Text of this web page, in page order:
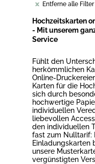
Entferne alle Filter
Hochzeitskarten
- Mit unserem
Service
Fühlt den
herkömmlichen
Online-
Karten für die
sich durch
hochwertige
individuellen
liebevollen
den individuellen
fast zum Nulltarif:
Einladungskarten
unsere
vergünstigten